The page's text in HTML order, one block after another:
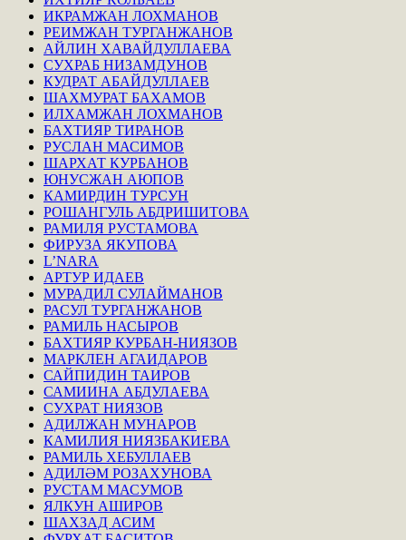
ИКРАМЖАН ЛОХМАНОВ
РЕИМЖАН ТУРГАНЖАНОВ
АЙЛИН ХАВАЙДУЛЛАЕВА
СУХРАБ НИЗАМДУНОВ
КУДРАТ АБАЙДУЛЛАЕВ
ШАХМУРАТ БАХАМОВ
ИЛХАМЖАН ЛОХМАНОВ
БАХТИЯР ТИРАНОВ
РУСЛАН МАСИМОВ
ШАРХАТ КУРБАНОВ
ЮНУСЖАН АЮПОВ
КАМИРДИН ТУРСУН
РОШАНГУЛЬ АБДРИШИТОВА
РАМИЛЯ РУСТАМОВА
ФИРУЗА ЯКУПОВА
L’NARA
АРТУР ИДАЕВ
МУРАДИЛ СУЛАЙМАНОВ
РАСУЛ ТУРГАНЖАНОВ
РАМИЛЬ НАСЫРОВ
БАХТИЯР КУРБАН-НИЯЗОВ
МАРКЛЕН АГАИДАРОВ
САЙПИДИН ТАИРОВ
САМИИНА АБДУЛАЕВА
СУХРАТ НИЯЗОВ
АДИЛЖАН МУНАРОВ
КАМИЛИЯ НИЯЗБАКИЕВА
РАМИЛЬ ХЕБУЛЛАЕВ
АДИЛӘМ РОЗАХУНОВА
РУСТАМ МАСУМОВ
ЯЛКУН АШИРОВ
ШАХЗАД АСИМ